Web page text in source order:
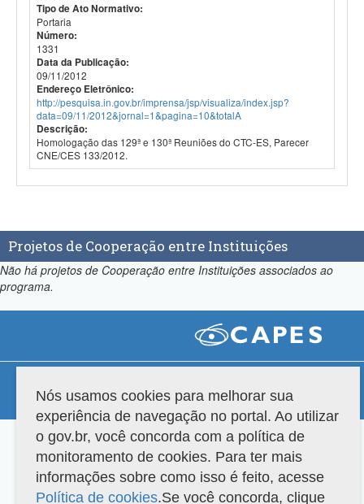
Tipo de Ato Normativo:
Portaria
Número:
1331
Data da Publicação:
09/11/2012
Endereço Eletrônico:
http://pesquisa.in.gov.br/imprensa/jsp/visualiza/index.jsp?
data=09/11/2012&jornal=1&pagina=10&totalA
Descrição:
Homologação das 129ª e 130ª Reuniões do CTC-ES, Parecer
CNE/CES 133/2012.
Projetos de Cooperação entre Instituições
Não há projetos de Cooperação entre Instituições associados ao
programa.
Copyright 2022 Capes. Todos os direitos reservados.
Nós usamos cookies para melhorar sua
experiência de navegação no portal. Ao utilizar
o gov.br, você concorda com a política de
monitoramento de cookies. Para ter mais
informações sobre como isso é feito, acesse
Política de cookies.Se você concorda, clique